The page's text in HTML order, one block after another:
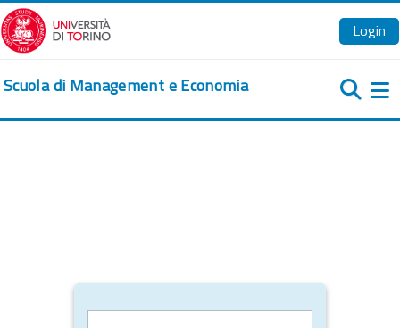
Vai al contenuto principale
Login
Scuola di Management e Economia